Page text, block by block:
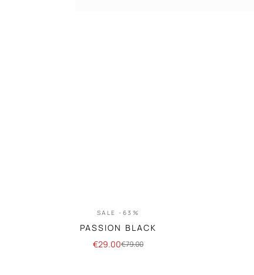
SALE -63%
PASSION BLACK
€29.00€79.00